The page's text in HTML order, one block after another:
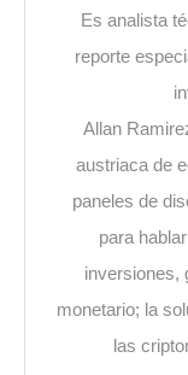
Es analista
reporte
Allan
austriaca de
paneles de
para
inversiones,
monetario; la
las